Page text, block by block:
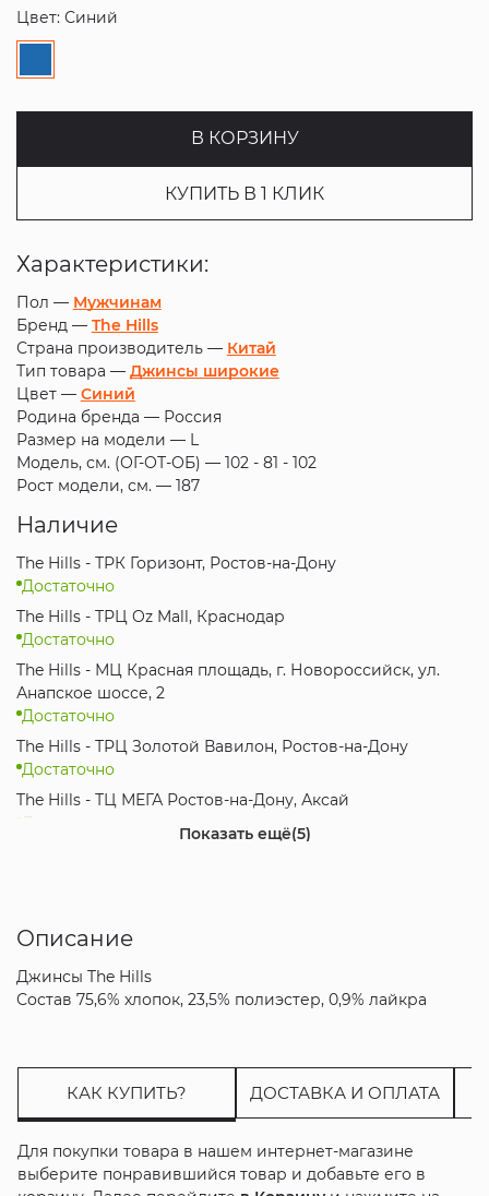
Цвет: Синий
В КОРЗИНУ
КУПИТЬ В 1 КЛИК
Характеристики:
Пол — Мужчинам
Бренд — The Hills
Страна производитель — Китай
Тип товара — Джинсы широкие
Цвет — Синий
Родина бренда — Россия
Размер на модели — L
Модель, см. (ОГ-ОТ-ОБ) — 102 - 81 - 102
Рост модели, см. — 187
Наличие
The Hills - ТРК Горизонт, Ростов-на-Дону
Достаточно
The Hills - ТРЦ Oz Mall, Краснодар
Достаточно
The Hills - МЦ Красная площадь, г. Новороссийск, ул.
Анапское шоссе, 2
Достаточно
The Hills - ТРЦ Золотой Вавилон, Ростов-на-Дону
Достаточно
The Hills - ТЦ МЕГА Ростов-на-Дону, Аксай
Достаточно
Достаточно
Достаточно
The Hills - ТРЦ City Plaza, Адлер, Сочи
Интернет-магазин
Показать ещё(5)
Описание
Джинсы The Hills
Состав 75,6% хлопок, 23,5% полиэстер, 0,9% лайкра
КАК КУПИТЬ? ДОСТАВКА И ОПЛАТА
Для покупки товара в нашем интернет-магазине
выберите понравившийся товар и добавьте его в